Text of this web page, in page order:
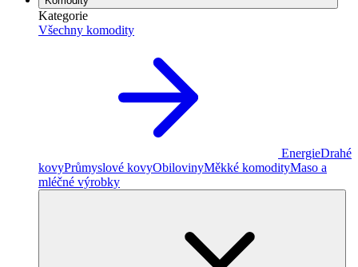
Kategorie
Všechny komodity
EnergieDrahé
kovyPrůmyslové kovyObilovinyMěkké komodityMaso a
mléčné výrobky